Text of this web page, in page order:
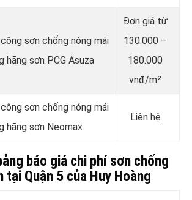
sơn chống nóng mái
hãng sơn PCG Asuza
Đơn giá từ
130.000 –
180.000
vnđ/m²
sơn chống nóng mái
hãng sơn Neomax
Liên hệ
báo giá chi phí sơn chống
tại Quận 5 của Huy Hoàng